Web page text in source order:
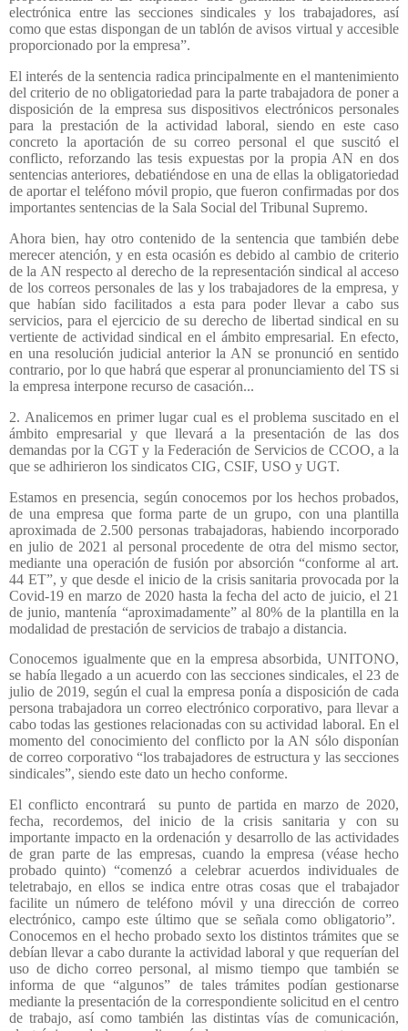
electrónica entre las secciones sindicales y los trabajadores, así
como que estas dispongan de un tablón de avisos virtual y accesible
proporcionado por la empresa”.
El interés de la sentencia radica principalmente en el mantenimiento
del criterio de no obligatoriedad para la parte trabajadora de poner a
disposición de la empresa sus dispositivos electrónicos personales
para la prestación de la actividad laboral, siendo en este caso
concreto la aportación de su correo personal el que suscitó el
conflicto, reforzando las tesis expuestas por la propia AN en dos
sentencias anteriores, debatiéndose en una de ellas la obligatoriedad
de aportar el teléfono móvil propio, que fueron confirmadas por dos
importantes sentencias de la Sala Social del Tribunal Supremo.
Ahora bien, hay otro contenido de la sentencia que también debe
merecer atención, y en esta ocasión es debido al cambio de criterio
de la AN respecto al derecho de la representación sindical al acceso
de los correos personales de las y los trabajadores de la empresa, y
que habían sido facilitados a esta para poder llevar a cabo sus
servicios, para el ejercicio de su derecho de libertad sindical en su
vertiente de actividad sindical en el ámbito empresarial. En efecto,
en una resolución judicial anterior la AN se pronunció en sentido
contrario, por lo que habrá que esperar al pronunciamiento del TS si
la empresa interpone recurso de casación...
2. Analicemos en primer lugar cual es el problema suscitado en el
ámbito empresarial y que llevará a la presentación de las dos
demandas por la CGT y la Federación de Servicios de CCOO, a la
que se adhirieron los sindicatos CIG, CSIF, USO y UGT.
Estamos en presencia, según conocemos por los hechos probados,
de una empresa que forma parte de un grupo, con una plantilla
aproximada de 2.500 personas trabajadoras, habiendo incorporado
en julio de 2021 al personal procedente de otra del mismo sector,
mediante una operación de fusión por absorción “conforme al art.
44 ET”, y que desde el inicio de la crisis sanitaria provocada por la
Covid-19 en marzo de 2020 hasta la fecha del acto de juicio, el 21
de junio, mantenía “aproximadamente” al 80% de la plantilla en la
modalidad de prestación de servicios de trabajo a distancia.
Conocemos igualmente que en la empresa absorbida, UNITONO,
se había llegado a un acuerdo con las secciones sindicales, el 23 de
julio de 2019, según el cual la empresa ponía a disposición de cada
persona trabajadora un correo electrónico corporativo, para llevar a
cabo todas las gestiones relacionadas con su actividad laboral. En el
momento del conocimiento del conflicto por la AN sólo disponían
de correo corporativo “los trabajadores de estructura y las secciones
sindicales”, siendo este dato un hecho conforme.
El conflicto encontrará
su punto de partida en marzo de 2020,
fecha, recordemos, del inicio de la crisis sanitaria y con su
importante impacto en la ordenación y desarrollo de las actividades
de gran parte de las empresas, cuando la empresa (véase hecho
probado quinto) “comenzó a celebrar acuerdos individuales de
teletrabajo, en ellos se indica entre otras cosas que el trabajador
facilite un número de teléfono móvil y una dirección de correo
electrónico, campo este último que se señala como obligatorio”.
Conocemos en el hecho probado sexto los distintos trámites que se
debían llevar a cabo durante la actividad laboral y que requerían del
uso de dicho correo personal, al mismo tiempo que también se
informa de que “algunos” de tales trámites podían gestionarse
mediante la presentación de la correspondiente solicitud en el centro
de trabajo, así como también las distintas vías de comunicación,